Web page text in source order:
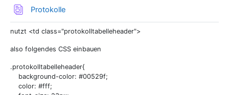
Protokolle
nutzt <td class="protokolltabelleheader">
also folgendes CSS einbauen
.protokolltabelleheader{
background-color: #00529f;
color: #fff;